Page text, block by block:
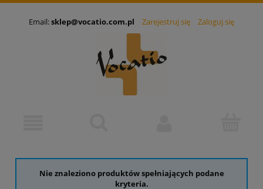
Email:sklep@vocatio.com.pl Zarejestruj się Zaloguj się
Nie znaleziono produktów spełniających podane
kryteria.